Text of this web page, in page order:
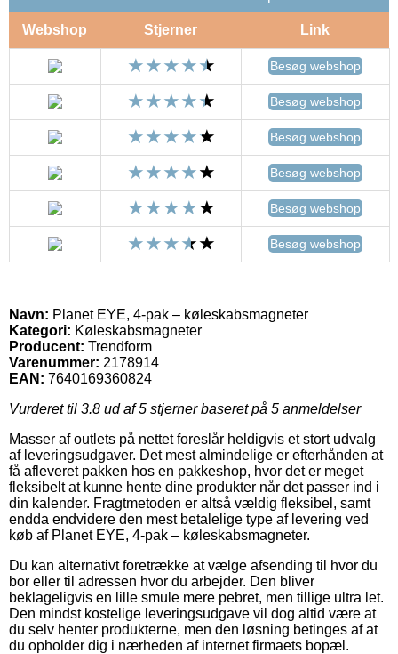
Webshop Stjerner Link
Besøg webshop
Besøg webshop
Besøg webshop
Besøg webshop
Besøg webshop
Besøg webshop
Navn: Planet EYE, 4-pak – køleskabsmagneter
Kategori: Køleskabsmagneter
Producent: Trendform
Varenummer: 2178914
EAN: 7640169360824
Vurderet til 3.8 ud af 5 stjerner baseret på 5 anmeldelser
Masser af outlets på nettet foreslår heldigvis et stort udvalg
af leveringsudgaver. Det mest almindelige er efterhånden at
få afleveret pakken hos en pakkeshop, hvor det er meget
fleksibelt at kunne hente dine produkter når det passer ind i
din kalender. Fragtmetoden er altså vældig fleksibel, samt
endda endvidere den mest betalelige type af levering ved
køb af Planet EYE, 4-pak – køleskabsmagneter.
Du kan alternativt foretrække at vælge afsending til hvor du
bor eller til adressen hvor du arbejder. Den bliver
beklageligvis en lille smule mere pebret, men tillige ultra let.
Den mindst kostelige leveringsudgave vil dog altid være at
du selv henter produkterne, men den løsning betinges af at
du opholder dig i nærheden af internet firmaets bopæl.